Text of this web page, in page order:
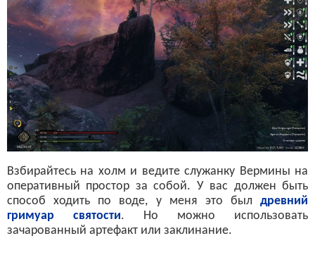
Взбирайтесь на холм и ведите служанку Вермины на
оперативный простор за собой. У вас должен быть
способ ходить по воде, у меня это был древний
гримуар святости. Но можно использовать
зачарованный артефакт или заклинание.